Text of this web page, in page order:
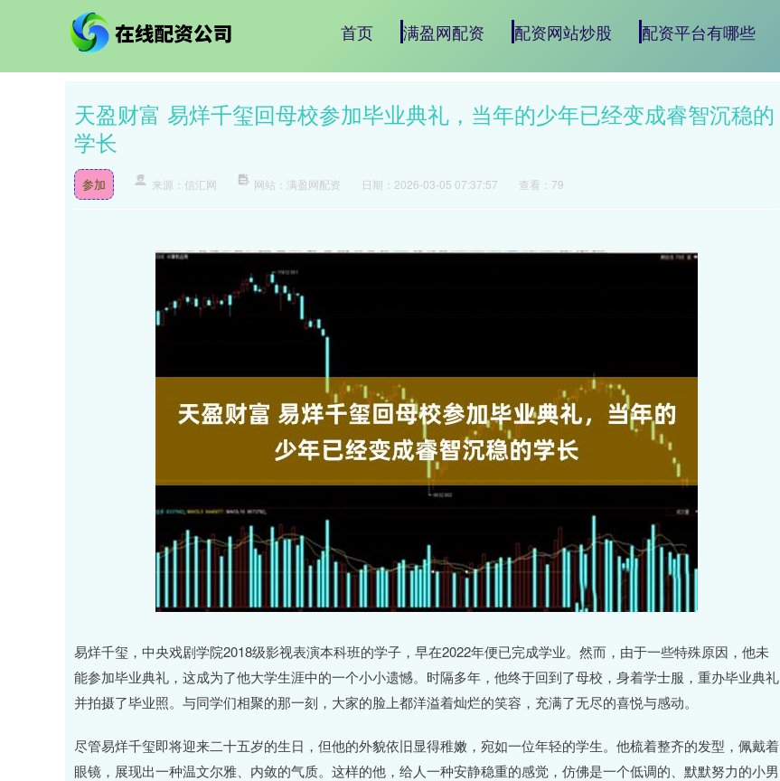
首页 满盈网配资 配资网站炒股 配资平台有哪些
天盈财富 易烊千玺回母校参加毕业典礼，当年的少年已经变成睿智沉稳的
学长
参加 来源：信汇网 网站：满盈网配资 日期：2026-03-05 07:37:57 查看：79
易烊千玺，中央戏剧学院2018级影视表演本科班的学子，早在2022年便已完成学业。然而，由于一些特殊原因，他未
能参加毕业典礼，这成为了他大学生涯中的一个小小遗憾。时隔多年，他终于回到了母校，身着学士服，重办毕业典礼
并拍摄了毕业照。与同学们相聚的那一刻，大家的脸上都洋溢着灿烂的笑容，充满了无尽的喜悦与感动。
尽管易烊千玺即将迎来二十五岁的生日，但他的外貌依旧显得稚嫩，宛如一位年轻的学生。他梳着整齐的发型，佩戴着
眼镜，展现出一种温文尔雅、内敛的气质。这样的他，给人一种安静稳重的感觉，仿佛是一个低调的、默默努力的小男
深证成指 14311.01 200.89 1.42% 沪深300 4694.44 43.13